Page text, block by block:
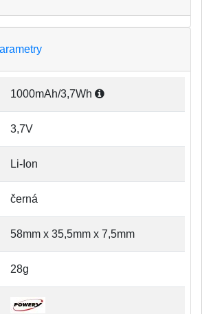
1000mAh/3,7Wh
3,7V
Li-Ion
černá
58mm x 35,5mm x 7,5mm
28g